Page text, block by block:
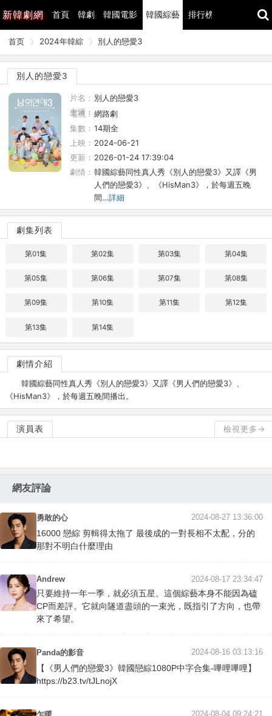
新韓劇網 首頁 韓劇 韓國電影 韓國綜藝 排行榜
首页 2024年韓綜 別人的戀愛3
別人的戀愛3
片名： 別人的戀愛3
主演：
電視： 網路劇
集數： 14期全
上映： 2024-06-21
更新： 2026-01-24 17:39:04
劇情： 韓國綜藝同性真人秀《別人的戀愛3》又譯《男
人們的戀愛3》、《HisMan3》，於每週五晚
間…詳細
劇集列表
第01集 第02集 第03集 第04集
第05集 第06集 第07集 第08集
第09集 第10集 第11集 第12集
第13集 第14集
劇情介紹
韓國綜藝同性真人秀《別人的戀愛3》又譯《男人們的戀愛3》、
《HisMan3》，於每週五晚間播出。
演員表 檢視更多→
網友評論
勇敢的心 2024-08-27 13:36:00
16000 戀綜 剪輯得太拖了 最後成的一對長相不太配，分的
那對不明白什麼理由
Andrew 2024-08-17 23:34:47
只要維持一年一季，就必須五星。這個綜藝本身不能因為磕
CP而差評。它就向隧道盡頭的一束光，既指引了方向，也帶
來了希望。
Panda的影音 2024-08-16 03:13:16
【《男人們的戀愛3》韓國戀綜1080P中字合集-嗶哩嗶哩】
https://b23.tv/tJLnojX
2024-08-04 09:24:21